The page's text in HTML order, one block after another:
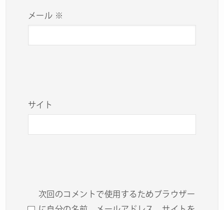
メール ※
サイト
次回のコメントで使用するためブラウザー